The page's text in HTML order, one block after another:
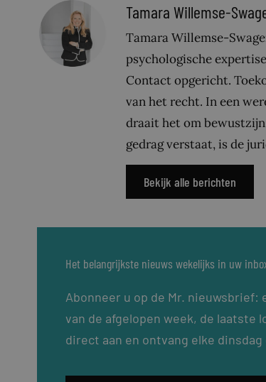
Tamara Willemse-
Tamara Willemse-
psychologische
Contact opgericht.
van het recht. In een
draait het om
gedrag verstaat, is de
Bekijk alle berichten
Het belangrijkste nieuws wekelijks in uw
Abonneer u op de Mr. nieuwsbrief:
van de afgelopen week, de laatste
direct aan en ontvang elke